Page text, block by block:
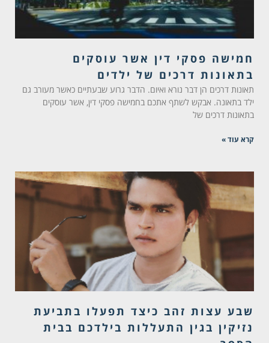
חמישה פסקי דין אשר עוסקים
בתאונות דרכים של ילדים
תאונות דרכים הן דבר נורא ואיום. הדבר גרוע שבעתיים כאשר מעורב גם
ילד בתאונה. אבקש לשתף אתכם בחמישה פסקי דין, אשר עוסקים
בתאונות דרכים של
קרא עוד »
שבע עצות זהב כיצד תפעלו בתביעת
נזיקין בגין התעללות בילדכם בבית